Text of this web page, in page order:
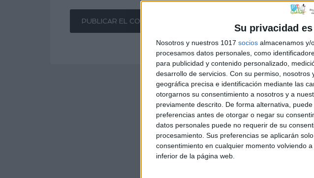
Su privacidad
Nosotros y nuestros 1017 socios almacenamos y/
procesamos datos personales, como
para publicidad y contenido personalizado,
desarrollo de servicios. Con su permiso, nosotros
geográfica precisa e identificación mediante las
otorgarnos su consentimiento a nosotros y a
previamente descrito. De forma alternativa,
preferencias antes de otorgar o negar su
datos personales puede no requerir de su
procesamiento. Sus preferencias se aplicarán
consentimiento en cualquier momento volviendo
inferior de la página web.